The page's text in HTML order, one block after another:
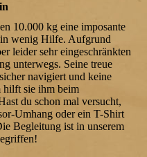
10.000 kg eine imposante
wenig Hilfe. Aufgrund
leider sehr eingeschränkten
unterwegs. Seine treue
navigiert und keine
hilft sie ihm beim
du schon mal versucht,
Umhang oder ein T-Shirt
Begleitung ist in unserem